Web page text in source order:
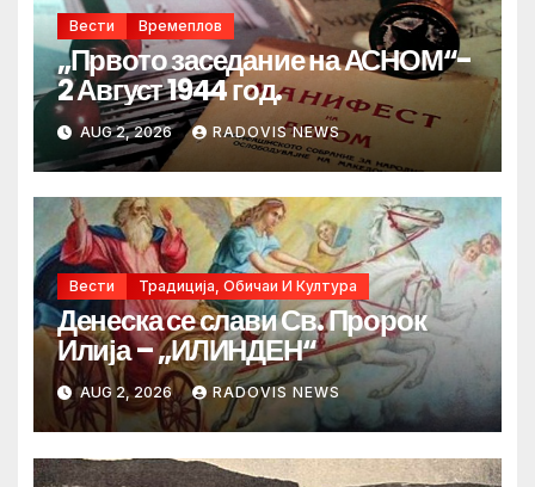
Вести Времеплов
„Првото заседание на АСНОМ“-
2 Август 1944 год.
AUG 2, 2026 RADOVIS NEWS
Вести Традиција, Обичаи И Култура
Денеска се слави Св. Пророк
Илија – „ИЛИНДЕН“
AUG 2, 2026 RADOVIS NEWS